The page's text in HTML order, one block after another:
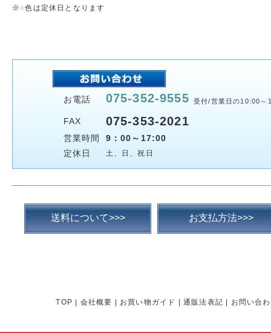
※ ■色は定休日となります
お電話 075-352-9555 受付/営業日の10:00～
FAX 075-353-2021
営業時間
9：00～17:00
定休日
土、日、祝日
送料について>>> お支払方法>>>
TOP 会社概要 お買い物ガイド 通販法表記 お問い合